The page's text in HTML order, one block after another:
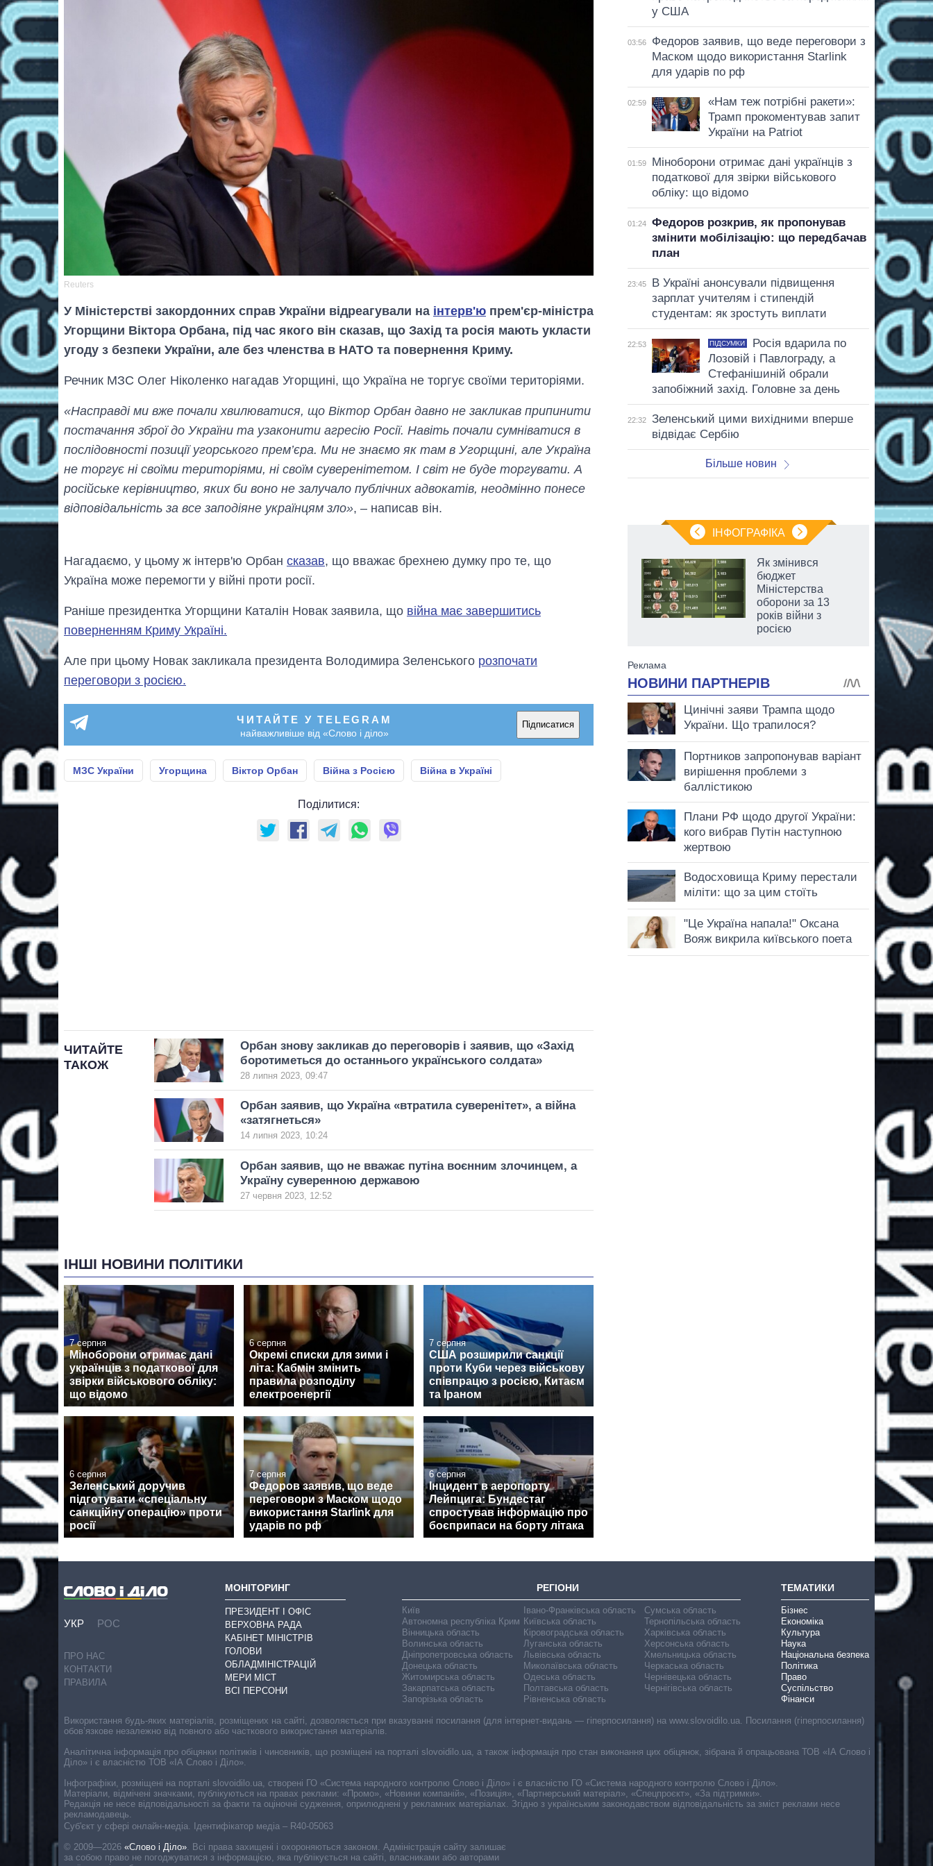
Reuters
У Міністерстві закордонних справ України відреагували на інтерв'ю прем'єр-міністра
Угорщини Віктора Орбана, під час якого він сказав, що Захід та росія мають укласти
угоду з безпеки України, але без членства в НАТО та повернення Криму.
Речник МЗС Олег Ніколенко нагадав Угорщині, що Україна не торгує своїми територіями.
«Насправді ми вже почали хвилюватися, що Віктор Орбан давно не закликав припинити
постачання зброї до України та узаконити агресію Росії. Навіть почали сумніватися в
послідовності позиції угорського прем’єра. Ми не знаємо як там в Угорщині, але Україна
не торгує ні своїми територіями, ні своїм суверенітетом. І світ не буде торгувати. А
російське керівництво, яких би воно не залучало публічних адвокатів, неодмінно понесе
відповідальність за все заподіяне українцям зло», – написав він.
Нагадаємо, у цьому ж інтерв'ю Орбан сказав, що вважає брехнею думку про те, що
Україна може перемогти у війні проти росії.
Раніше президентка Угорщини Каталін Новак заявила, що війна має завершитись
поверненням Криму Україні.
Але при цьому Новак закликала президента Володимира Зеленського розпочати
переговори з росією.
ЧИТАЙТЕ У TELEGRAM
найважливіше від «Слово і діло»
Підписатися
МЗС України Угорщина Віктор Орбан Війна з Росією Війна в Україні
Поділитися:
ЧИТАЙТЕ
ТАКОЖ
Орбан знову закликав до переговорів і заявив, що «Захід
боротиметься до останнього українського солдата»
28 липня 2023, 09:47
Орбан заявив, що Україна «втратила суверенітет», а війна
«затягнеться»
14 липня 2023, 10:24
Орбан заявив, що не вважає путіна воєнним злочинцем, а
Україну суверенною державою
27 червня 2023, 12:52
ІНШІ НОВИНИ ПОЛІТИКИ
7 серпня
Міноборони отримає дані
українців з податкової для
звірки військового обліку:
що відомо
6 серпня
Окремі списки для зими і
літа: Кабмін змінить
правила розподілу
електроенергії
7 серпня
США розширили санкції
проти Куби через військову
співпрацю з росією, Китаєм
та Іраном
6 серпня
Зеленський доручив
підготувати «спеціальну
санкційну операцію» проти
росії
7 серпня
Федоров заявив, що веде
переговори з Маском щодо
використання Starlink для
ударів по рф
6 серпня
Інцидент в аеропорту
Лейпцига: Бундестаг
спростував інформацію про
боєприпаси на борту літака
у США
03:56
Федоров заявив, що веде переговори з
Маском щодо використання Starlink
для ударів по рф
02:59
«Нам теж потрібні ракети»:
Трамп прокоментував запит
України на Patriot
01:59
Міноборони отримає дані українців з
податкової для звірки військового
обліку: що відомо
01:24
Федоров розкрив, як пропонував
змінити мобілізацію: що передбачав
план
23:45
В Україні анонсували підвищення
зарплат учителям і стипендій
студентам: як зростуть виплати
22:53 ПІДСУМКИ
Росія вдарила по
Лозовій і Павлограду, а
Стефанішиній обрали
запобіжний захід. Головне за день
22:32
Зеленський цими вихідними вперше
відвідає Сербію
Більше новин
ІНФОГРАФІКА
Як за 10 років
магістратуру та
Як змінився
бюджет
Міністерства
оборони за 13
років війни з
росією
УКР РОС
ПРО НАС
КОНТАКТИ
ПРАВИЛА
МОНІТОРИНГ
ПРЕЗИДЕНТ І ОФІС
ВЕРХОВНА РАДА
КАБІНЕТ МІНІСТРІВ
ГОЛОВИ
ОБЛАДМІНІСТРАЦІЙ
МЕРИ МІСТ
ВСІ ПЕРСОНИ
РЕГІОНИ
Київ
Автономна республіка Крим
Вінницька область
Волинська область
Дніпропетровська область
Донецька область
Житомирська область
Закарпатська область
Запорізька область
Івано-Франківська область
Київська область
Кіровоградська область
Луганська область
Львівська область
Миколаївська область
Одеська область
Полтавська область
Рівненська область
Сумська область
Тернопільська область
Харківська область
Херсонська область
Хмельницька область
Черкаська область
Чернівецька область
Чернігівська область
ТЕМАТИКИ
Бізнес
Економіка
Культура
Наука
Національна безпека
Політика
Право
Суспільство
Фінанси
Cуб'єкт у сфері онлайн-медіа. Ідентифікатор медіа – R40-05063
© 2009—2026 «Слово і Діло». Всі права захищені і охороняються законом. Адміністрація сайту залишає
за собою право не погоджуватися з інформацією, яка публікується на сайті, власниками або авторами
Використання будь-яких матеріалів, розміщених на сайті, дозволяється при вказуванні посилання (для інтернет-видань — гіперпосилання) на www.slovoidilo.ua. Посилання (гіперпосилання)
обов’язкове незалежно від повного або часткового використання матеріалів.
Аналітична інформація про обіцянки політиків і чиновників, що розміщені на порталі slovoidilo.ua, а також інформація про стан виконання цих обіцянок, зібрана й опрацьована ТОВ «ІА Слово і
Діло» і є власністю ТОВ «ІА Слово і Діло».
Інфографіки, розміщені на порталі slovoidilo.ua, створені ГО «Система народного контролю Слово і Діло» і є власністю ГО «Система народного контролю Слово і Діло».
Матеріали, відмічені значками, публікуються на правах реклами: «Промо», «Новини компаній», «Позиція», «Партнерський матеріал», «Спецпроєкт», «За підтримки».
Редакція не несе відповідальності за факти та оціночні судження, оприлюднені у рекламних матеріалах. Згідно з українським законодавством відповідальність за зміст реклами несе
рекламодавець.